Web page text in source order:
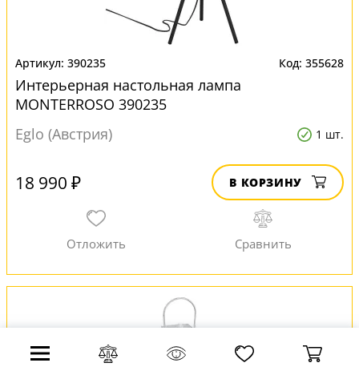
390235 355628
Интерьерная настольная лампа
MONTERROSO 390235
Eglo (Австрия)
1 шт.
18 990 ₽ В КОРЗИНУ